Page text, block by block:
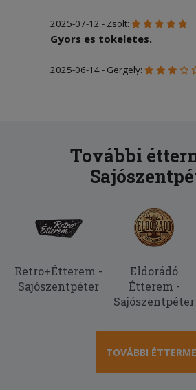
2025-07-12 - Zsolt:
Gyors es tokeletes.
2025-06-14 - Gergely:
További
Retro+Étterem -
Sajószentpéter
Eldorádó
Étterem -
Sajószentpéter
TOVÁBBI